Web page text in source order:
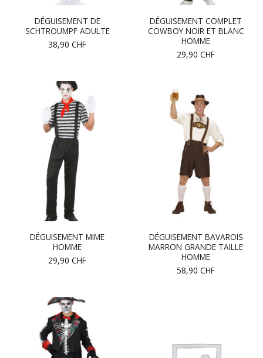
DÉGUISEMENT DE
SCHTROUMPF ADULTE
38,90 CHF
DÉGUISEMENT COMPLET
COWBOY NOIR ET BLANC
HOMME
29,90 CHF
DÉGUISEMENT MIME
HOMME
29,90 CHF
DÉGUISEMENT BAVAROIS
MARRON GRANDE TAILLE
HOMME
58,90 CHF